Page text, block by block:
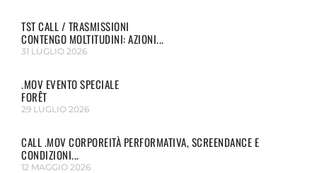
TST CALL / TRASMISSIONI
CONTENGO MOLTITUDINI: AZIONI...
31 LUGLIO 2026
.MOV EVENTO SPECIALE
FORÊT
29 LUGLIO 2026
CALL .MOV CORPOREITÀ PERFORMATIVA, SCREENDANCE E
CONDIZIONI...
12 MAGGIO 2026